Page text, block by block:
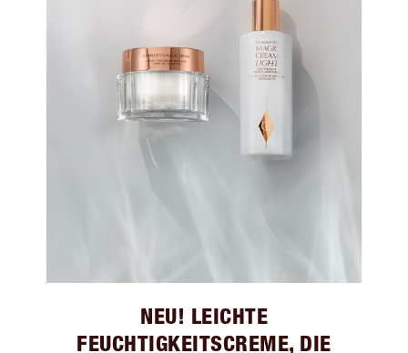
NEU! LEICHTE
FEUCHTIGKEITSCREME, DIE